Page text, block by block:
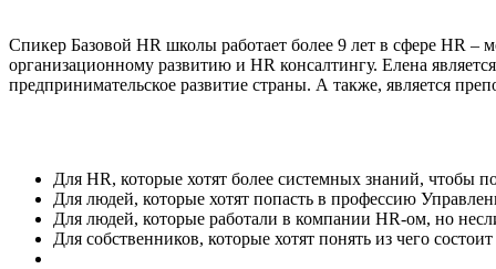
Спикер Базовой HR школы работает более 9 лет в сфере HR –
организационному развитию и HR консалтингу. Елена
предпринимательское развитие страны. А также, является
Для HR, которые хотят более системных знаний, чтобы
Для людей, которые хотят попасть в профессию
Для людей, которые работали в компании HR-ом, но
Для собственников, которые хотят понять из чего